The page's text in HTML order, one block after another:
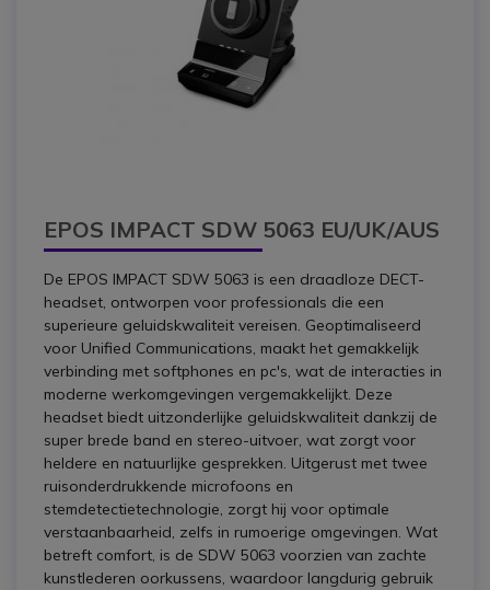
EPOS IMPACT SDW 5063 EU/UK/AUS
De EPOS IMPACT SDW 5063 is een draadloze DECT-
headset, ontworpen voor professionals die een
superieure geluidskwaliteit vereisen. Geoptimaliseerd
voor Unified Communications, maakt het gemakkelijk
verbinding met softphones en pc's, wat de interacties in
moderne werkomgevingen vergemakkelijkt. Deze
headset biedt uitzonderlijke geluidskwaliteit dankzij de
super brede band en stereo-uitvoer, wat zorgt voor
heldere en natuurlijke gesprekken. Uitgerust met twee
ruisonderdrukkende microfoons en
stemdetectietechnologie, zorgt hij voor optimale
verstaanbaarheid, zelfs in rumoerige omgevingen. Wat
betreft comfort, is de SDW 5063 voorzien van zachte
kunstlederen oorkussens, waardoor langdurig gebruik